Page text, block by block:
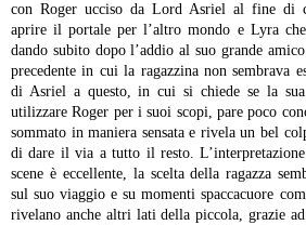
con Roger ucciso da Lord Asriel al fine di
aprire il portale per l’altro mondo e Lyra
dando subito dopo l’addio al suo grande
precedente in cui la ragazzina non sembrava
di Asriel a questo, in cui si chiede se la
utilizzare Roger per i suoi scopi, pare poco
sommato in maniera sensata e rivela un bel
di dare il via a tutto il resto.
scene è eccellente, la scelta della ragazza
sul suo viaggio e su momenti spaccacuore
rivelano anche altri lati della piccola, grazie